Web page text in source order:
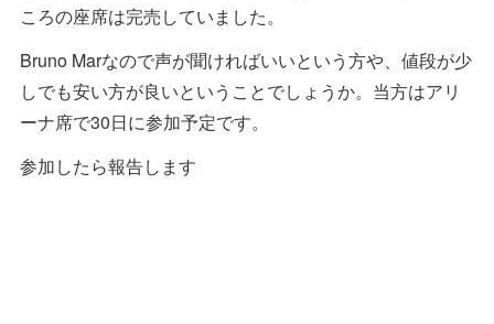
ころの座席は完売していました。
Bruno Marなので声が聞ければいいという方や、値段が少
しでも安い方が良いということでしょうか。当方はアリ
ーナ席で30日に参加予定です。
参加したら報告します